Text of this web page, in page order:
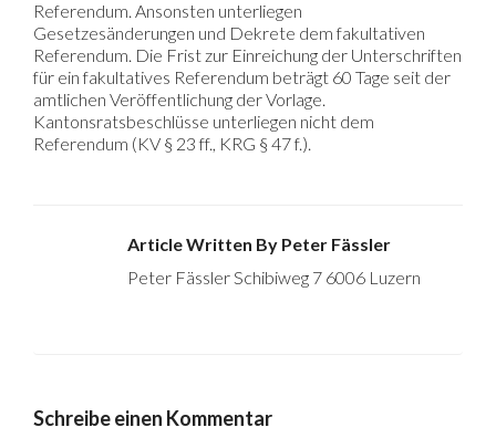
Referendum. Ansonsten unterliegen
Gesetzesänderungen und Dekrete dem fakultativen
Referendum. Die Frist zur Einreichung der Unterschriften
für ein fakultatives Referendum beträgt 60 Tage seit der
amtlichen Veröffentlichung der Vorlage.
Kantonsratsbeschlüsse unterliegen nicht dem
Referendum (KV § 23 ff., KRG § 47 f.).
Article Written By Peter Fässler
Peter Fässler Schibiweg 7 6006 Luzern
Schreibe einen Kommentar